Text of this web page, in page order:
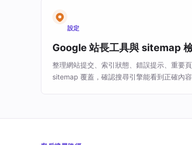
設定
Google 站長工具與 sitemap
整理網站提交、索引狀態、錯誤提示、重要
sitemap 覆蓋，確認搜尋引擎能看到正確內容